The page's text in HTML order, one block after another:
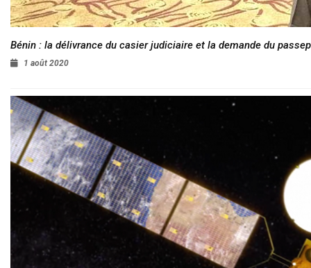
Bénin : la délivrance du casier judiciaire et la demande du
1 août 2020